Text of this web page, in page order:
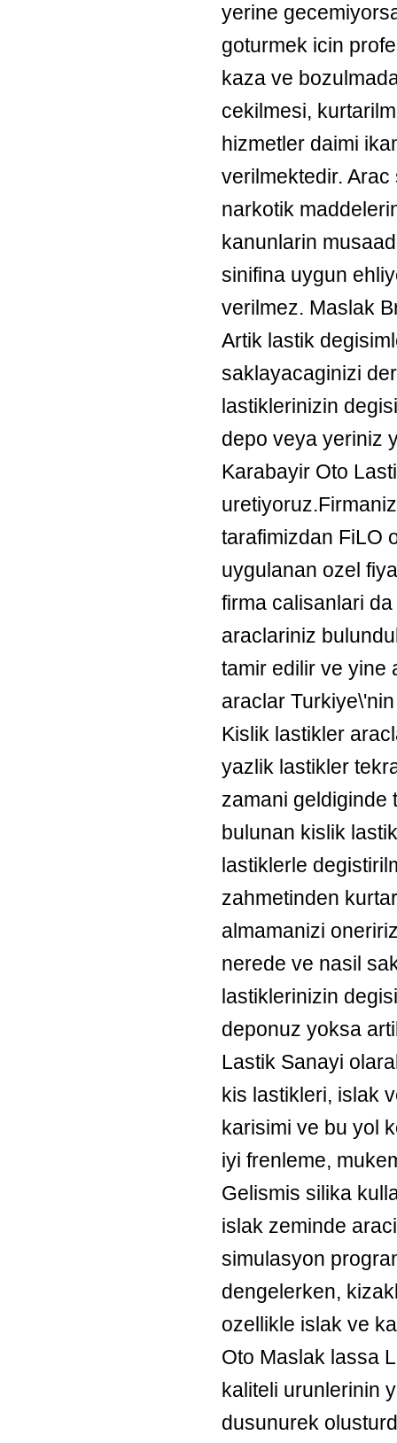
yerine
goturmek icin
kaza ve
cekilmesi,
hizmetler daimi
verilmektedir.
narkotik
kanunlarin
sinifina uygun
verilmez. Maslak
Artik lastik
saklayacaginizi
lastiklerinizin
depo veya yeriniz
Karabayir Oto
tarafimizdan FiLO
uygulanan ozel
firma calisanlari
araclariniz
tamir edilir ve yine
araclar
Kislik lastikler
yazlik lastikler
zamani geldiginde
bulunan kislik
lastiklerle
zahmetinden
almamanizi
nerede ve nasil
lastiklerinizin
deponuz yoksa
Lastik Sanayi
kis lastikleri, islak
karisimi ve bu yol
iyi frenleme,
Gelismis silika
islak zeminde
simulasyon
dengelerken,
ozellikle islak ve
Oto Maslak lassa
kaliteli urunlerinin
dusunurek